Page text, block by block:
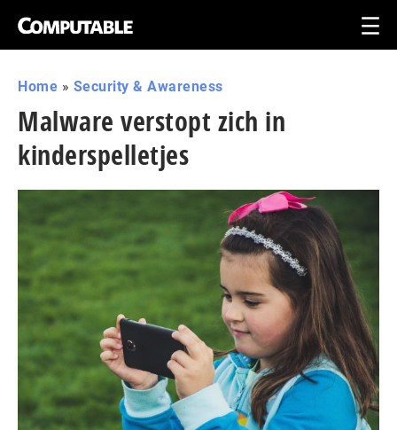
Home » Security & Awareness
Malware verstopt zich in
kinderspelletjes